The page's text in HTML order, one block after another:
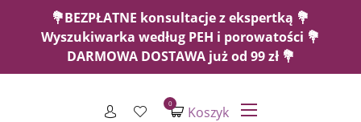
💐BEZPŁATNE konsultacje z ekspertką 💐
Wyszukiwarka według PEH i porowatości 💐
DARMOWA DOSTAWA już od 99 zł 💐
Koszyk
0